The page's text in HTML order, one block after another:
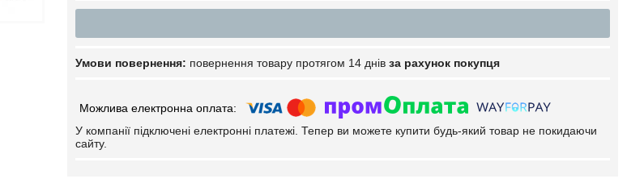
повернення товару протягом 14 днів за рахунок покупця
У компанії підключені електронні платежі. Тепер ви можете купити будь-який товар не покидаючи
сайту.